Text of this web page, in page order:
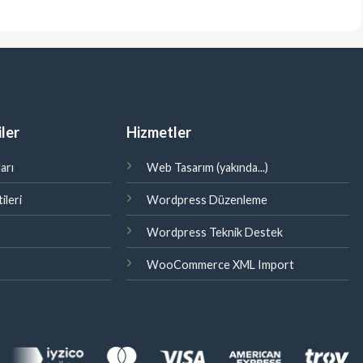
Hizmetler
Web Tasarım (yakında...)
Wordpress Düzenleme
Wordpress Teknik Destek
WooCommerce XML Import